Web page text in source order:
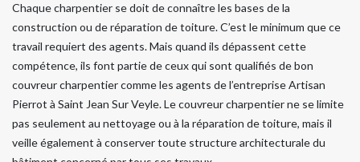
Chaque charpentier se doit de connaître les bases de la
construction ou de réparation de toiture. C’est le minimum que ce
travail requiert des agents. Mais quand ils dépassent cette
compétence, ils font partie de ceux qui sont qualifiés de bon
couvreur charpentier comme les agents de l’entreprise Artisan
Pierrot à Saint Jean Sur Veyle. Le couvreur charpentier ne se limite
pas seulement au nettoyage ou à la réparation de toiture, mais il
veille également à conserver toute structure architecturale du